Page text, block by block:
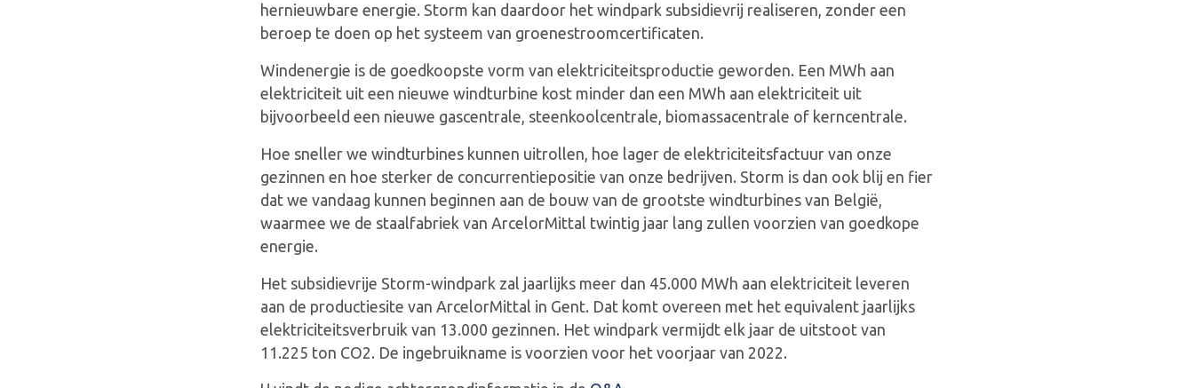
hernieuwbare energie. Storm kan daardoor het windpark subsidievrij realiseren, zonder een
beroep te doen op het systeem van groenestroomcertificaten.
Windenergie is de goedkoopste vorm van elektriciteitsproductie geworden. Een MWh aan
elektriciteit uit een nieuwe windturbine kost minder dan een MWh aan elektriciteit uit
bijvoorbeeld een nieuwe gascentrale, steenkoolcentrale, biomassacentrale of kerncentrale.
Hoe sneller we windturbines kunnen uitrollen, hoe lager de elektriciteitsfactuur van onze
gezinnen en hoe sterker de concurrentiepositie van onze bedrijven. Storm is dan ook blij en fier
dat we vandaag kunnen beginnen aan de bouw van de grootste windturbines van België,
waarmee we de staalfabriek van ArcelorMittal twintig jaar lang zullen voorzien van goedkope
energie.
Het subsidievrije Storm-windpark zal jaarlijks meer dan 45.000 MWh aan elektriciteit leveren
aan de productiesite van ArcelorMittal in Gent. Dat komt overeen met het equivalent jaarlijks
elektriciteitsverbruik van 13.000 gezinnen. Het windpark vermijdt elk jaar de uitstoot van
11.225 ton CO2. De ingebruikname is voorzien voor het voorjaar van 2022.